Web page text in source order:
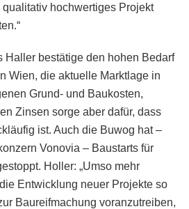
hochwertiges Projekt
Haller bestätige den hohen Bedarf
Wien, die aktuelle Marktlage in
Grund- und Baukosten,
Zinsen sorge aber dafür, dass
ist. Auch die Buwog hat –
Vonovia – Baustarts für
Holler: „Umso mehr
Entwicklung neuer Projekte so
Baureifmachung voranzutreiben,